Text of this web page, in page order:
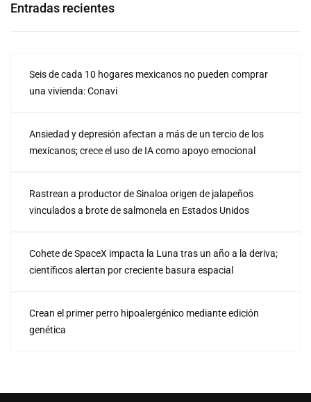
Entradas recientes
Seis de cada 10 hogares mexicanos no pueden comprar
una vivienda: Conavi
Ansiedad y depresión afectan a más de un tercio de los
mexicanos; crece el uso de IA como apoyo emocional
Rastrean a productor de Sinaloa origen de jalapeños
vinculados a brote de salmonela en Estados Unidos
Cohete de SpaceX impacta la Luna tras un año a la deriva;
científicos alertan por creciente basura espacial
Crean el primer perro hipoalergénico mediante edición
genética